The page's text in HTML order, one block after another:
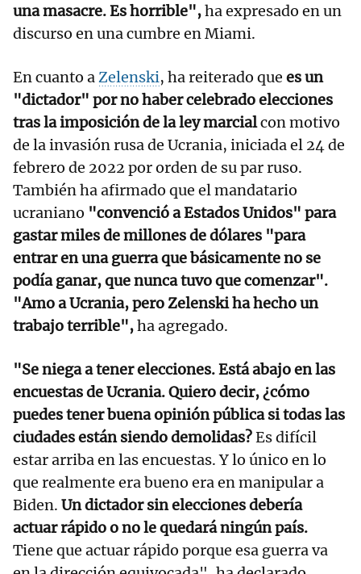
una masacre. Es horrible",ha expresado en un
discurso en una cumbre en Miami.
En cuanto aZelenski, ha reiterado que es un
"dictador" por no haber celebrado elecciones
tras la imposición de la ley marcialcon motivo
de la invasión rusa de Ucrania, iniciada el 24 de
febrero de 2022 por orden de su par ruso.
También ha afirmado que el mandatario
ucraniano "convenció a Estados Unidos" para
gastar miles de millones de dólares "para
entrar en una guerra que básicamente no se
podía ganar, que nunca tuvo que comenzar".
"Amo a Ucrania, pero Zelenski ha hecho un
trabajo terrible",ha agregado.
"Se niega a tener elecciones. Está abajo en las
encuestas de Ucrania. Quiero decir, ¿cómo
puedes tener buena opinión pública si todas las
ciudades están siendo demolidas?Es difícil
estar arriba en las encuestas. Y lo único en lo
que realmente era bueno era en manipular a
Biden. Un dictador sin elecciones debería
actuar rápido o no le quedará ningún país.
Tiene que actuar rápido porque esa guerra va